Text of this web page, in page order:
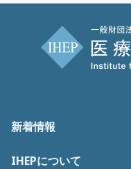
新着情報
IHEPについて